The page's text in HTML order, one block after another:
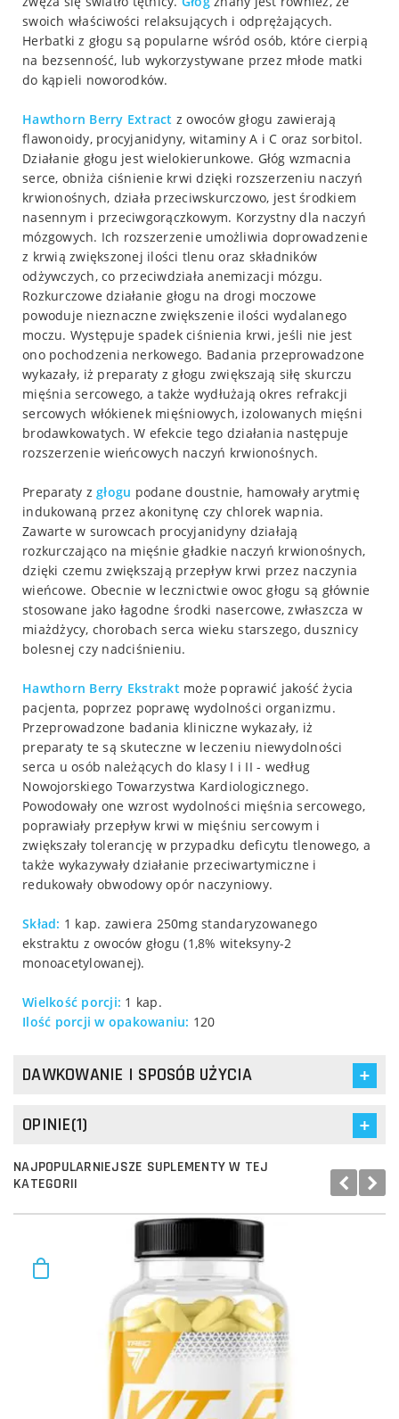
swoich właściwości relaksujących i odprężających.
Herbatki z głogu są popularne wśród osób, które cierpią
na bezsenność, lub wykorzystywane przez młode matki
do kąpieli noworodków.
Hawthorn Berry Extract z owoców głogu zawierają
flawonoidy, procyjanidyny, witaminy A i C oraz sorbitol.
Działanie głogu jest wielokierunkowe. Głóg wzmacnia
serce, obniża ciśnienie krwi dzięki rozszerzeniu naczyń
krwionośnych, działa przeciwskurczowo, jest środkiem
nasennym i przeciwgorączkowym. Korzystny dla naczyń
mózgowych. Ich rozszerzenie umożliwia doprowadzenie
z krwią zwiększonej ilości tlenu oraz składników
odżywczych, co przeciwdziała anemizacji mózgu.
Rozkurczowe działanie głogu na drogi moczowe
powoduje nieznaczne zwiększenie ilości wydalanego
moczu. Występuje spadek ciśnienia krwi, jeśli nie jest
ono pochodzenia nerkowego. Badania przeprowadzone
wykazały, iż preparaty z głogu zwiększają siłę skurczu
mięśnia sercowego, a także wydłużają okres refrakcji
sercowych włókienek mięśniowych, izolowanych mięśni
brodawkowatych. W efekcie tego działania następuje
rozszerzenie wieńcowych naczyń krwionośnych.
Preparaty z głogu podane doustnie, hamowały arytmię
indukowaną przez akonitynę czy chlorek wapnia.
Zawarte w surowcach procyjanidyny działają
rozkurczająco na mięśnie gładkie naczyń krwionośnych,
dzięki czemu zwiększają przepływ krwi przez naczynia
wieńcowe. Obecnie w lecznictwie owoc głogu są głównie
stosowane jako łagodne środki nasercowe, zwłaszcza w
miażdżycy, chorobach serca wieku starszego, dusznicy
bolesnej czy nadciśnieniu.
Hawthorn Berry Ekstraktmoże poprawić jakość życia
pacjenta, poprzez poprawę wydolności organizmu.
Przeprowadzone badania kliniczne wykazały, iż
preparaty te są skuteczne w leczeniu niewydolności
serca u osób należących do klasy I i II - według
Nowojorskiego Towarzystwa Kardiologicznego.
Powodowały one wzrost wydolności mięśnia sercowego,
poprawiały przepływ krwi w mięśniu sercowym i
zwiększały tolerancję w przypadku deficytu tlenowego, a
także wykazywały działanie przeciwartymiczne i
redukowały obwodowy opór naczyniowy.
Skład: 1 kap. zawiera 250mg standaryzowanego
ekstraktu z owoców głogu (1,8% witeksyny-2
monoacetylowanej).
Wielkość porcji: 1 kap.
Ilość porcji w opakowaniu: 120
DAWKOWANIE I SPOSÓB UŻYCIA
OPINIE(1)
NAJPOPULARNIEJSZE SUPLEMENTY W TEJ
KATEGORII